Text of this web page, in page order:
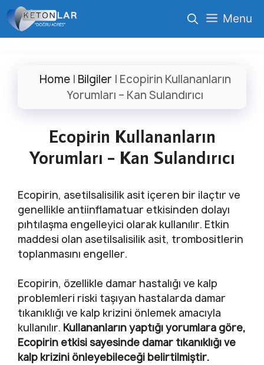
İçeriğe
atla
Menu
Home| Bilgiler | Ecopirin Kullananların
Yorumları – Kan Sulandırıcı
Ecopirin Kullananların
Yorumları – Kan Sulandırıcı
Ecopirin, asetilsalisilik asit içeren bir ilaçtır ve
genellikle antiinflamatuar etkisinden dolayı
pıhtılaşma engelleyici olarak kullanılır. Etkin
maddesi olan asetilsalisilik asit, trombositlerin
toplanmasını engeller.
Ecopirin, özellikle damar hastalığı ve kalp
problemleri riski taşıyan hastalarda damar
tıkanıklığı ve kalp krizini önlemek amacıyla
kullanılır. Kullananların yaptığı yorumlara göre,
Ecopirin etkisi sayesinde damar tıkanıklığı ve
kalp krizini önleyebileceği belirtilmiştir.